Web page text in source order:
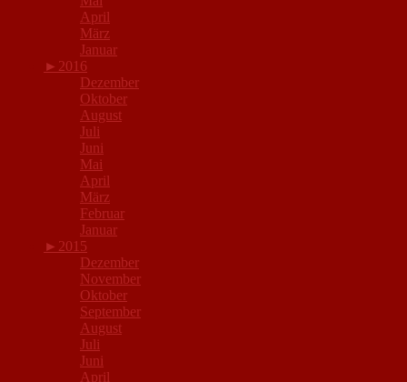
April
März
Januar
► 2016
Dezember
Oktober
August
Juli
Juni
Mai
April
März
Februar
Januar
► 2015
Dezember
November
Oktober
September
August
Juli
Juni
April